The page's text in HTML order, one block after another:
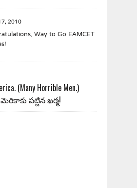
2010
Way to Go EAMCET
(Many Horrible Men.)
పట్టిన ఖర్మ!